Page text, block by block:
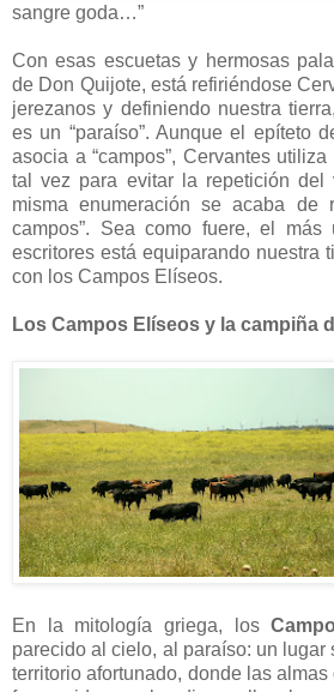
sangre goda…”
Con esas escuetas y hermosas
de Don Quijote, está refiriéndose
jerezanos y definiendo nuestra
es un “paraíso”. Aunque el epíteto
asocia a “campos”, Cervantes utiliza
tal vez para evitar la repetición
misma enumeración se acaba de
campos”. Sea como fuere, el más
escritores está equiparando nuestra
con los Campos Elíseos.
Los Campos Elíseos y la campiña
En la mitología griega, los
parecido al cielo, al paraíso: un lugar
territorio afortunado, donde las